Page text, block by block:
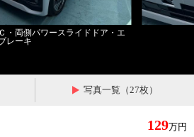
・両側パワースライドドア・エ
レーキ
写真一覧（27枚）
129万円